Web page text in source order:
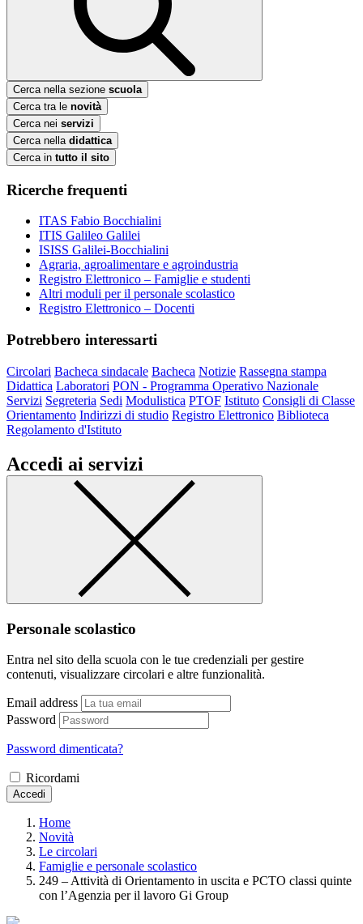
Cerca nella sezione scuola
Cerca tra le novità
Cerca nei servizi
Cerca nella didattica
Cerca in tutto il sito
Ricerche frequenti
ITAS Fabio Bocchialini
ITIS Galileo Galilei
ISISS Galilei-Bocchialini
Agraria, agroalimentare e agroindustria
Registro Elettronico – Famiglie e studenti
Altri moduli per il personale scolastico
Registro Elettronico – Docenti
Potrebbero interessarti
Circolari Bacheca sindacale Bacheca Notizie Rassegna stampa
Didattica Laboratori PON - Programma Operativo Nazionale
Servizi Segreteria Sedi Modulistica PTOF Istituto Consigli di Classe
Orientamento Indirizzi di studio Registro Elettronico Biblioteca
Regolamento d'Istituto
Accedi ai servizi
Personale scolastico
Entra nel sito della scuola con le tue credenziali per gestire
contenuti, visualizzare circolari e altre funzionalità.
Email address
Password
Password dimenticata?
Ricordami
Accedi
Home
Novità
Le circolari
Famiglie e personale scolastico
249 – Attività di Orientamento in uscita e PCTO classi quinte
con l’Agenzia per il lavoro Gi Group